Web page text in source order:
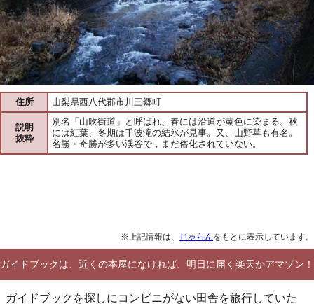
住所 山梨県西八代郡市川三郷町
説明
抜粋
別名「山吹街道」と呼ばれ、春には沿道が黄色に染まる。秋
には紅葉、冬期は千波滝の結氷が見事。又、山野草も有名。
名勝・奇勝が多い渓谷で，まだ俗化されていない。
※上記情報は、 じゃらんをもとに表示しています。
ガイドブックは、近くの本屋になければ、明日に届く楽天かアマゾン！
ガイドブックを探しにコンビニがない田舎を旅行していた